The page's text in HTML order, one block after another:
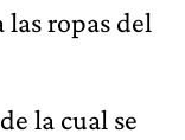
ropas del
la cual se